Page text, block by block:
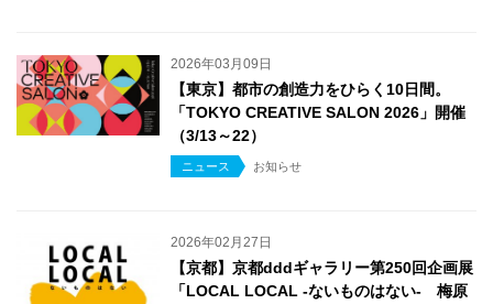
2026年03月09日
【東京】都市の創造力をひらく10日間。
「TOKYO CREATIVE SALON 2026」開催
（3/13～22）
ニュース お知らせ
2026年02月27日
【京都】京都dddギャラリー第250回企画展
「LOCAL LOCAL -ないものはない- 梅原